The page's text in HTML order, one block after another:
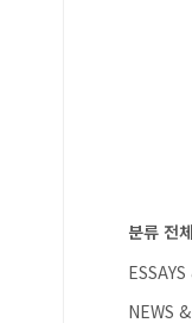
분류 전
NEWS